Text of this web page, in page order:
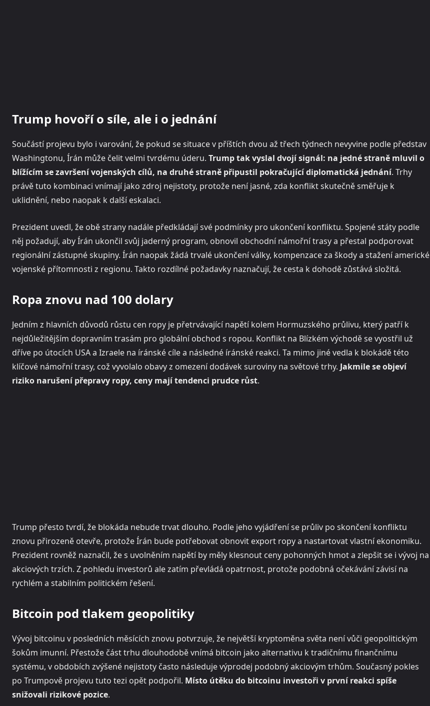
Trump hovoří o síle, ale i o jednání
Součástí projevu bylo i varování, že pokud se situace v příštích dvou až třech týdnech nevyvine podle představ
Washingtonu, Írán může čelit velmi tvrdému úderu. Trump tak vyslal dvojí signál: na jedné straně mluvil o
blížícím se završení vojenských cílů, na druhé straně připustil pokračující diplomatická jednání. Trhy
právě tuto kombinaci vnímají jako zdroj nejistoty, protože není jasné, zda konflikt skutečně směřuje k
uklidnění, nebo naopak k další eskalaci.
Prezident uvedl, že obě strany nadále předkládají své podmínky pro ukončení konfliktu. Spojené státy podle
něj požadují, aby Írán ukončil svůj jaderný program, obnovil obchodní námořní trasy a přestal podporovat
regionální zástupné skupiny. Írán naopak žádá trvalé ukončení války, kompenzace za škody a stažení americké
vojenské přítomnosti z regionu. Takto rozdílné požadavky naznačují, že cesta k dohodě zůstává složitá.
Ropa znovu nad 100 dolary
Jedním z hlavních důvodů růstu cen ropy je přetrvávající napětí kolem Hormuzského průlivu, který patří k
nejdůležitějším dopravním trasám pro globální obchod s ropou. Konflikt na Blízkém východě se vyostřil už
dříve po útocích USA a Izraele na íránské cíle a následné íránské reakci. Ta mimo jiné vedla k blokádě této
klíčové námořní trasy, což vyvolalo obavy z omezení dodávek suroviny na světové trhy. Jakmile se objeví
riziko narušení přepravy ropy, ceny mají tendenci prudce růst.
Trump přesto tvrdí, že blokáda nebude trvat dlouho. Podle jeho vyjádření se průliv po skončení konfliktu
znovu přirozeně otevře, protože Írán bude potřebovat obnovit export ropy a nastartovat vlastní ekonomiku.
Prezident rovněž naznačil, že s uvolněním napětí by měly klesnout ceny pohonných hmot a zlepšit se i vývoj na
akciových trzích. Z pohledu investorů ale zatím převládá opatrnost, protože podobná očekávání závisí na
rychlém a stabilním politickém řešení.
Bitcoin pod tlakem geopolitiky
Vývoj bitcoinu v posledních měsících znovu potvrzuje, že největší kryptoměna světa není vůči geopolitickým
šokům imunní. Přestože část trhu dlouhodobě vnímá bitcoin jako alternativu k tradičnímu finančnímu
systému, v obdobích zvýšené nejistoty často následuje výprodej podobný akciovým trhům. Současný pokles
po Trumpově projevu tuto tezi opět podpořil. Místo útěku do bitcoinu investoři v první reakci spíše
snižovali rizikové pozice.